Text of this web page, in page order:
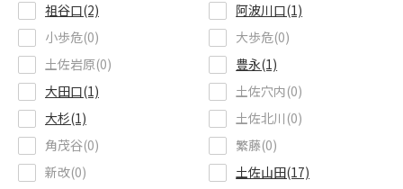
祖谷口(2)
阿波川口(1)
小歩危(0)
大歩危(0)
土佐岩原(0)
豊永(1)
大田口(1)
土佐穴内(0)
大杉(1)
土佐北川(0)
角茂谷(0)
繁藤(0)
新改(0)
土佐山田(17)